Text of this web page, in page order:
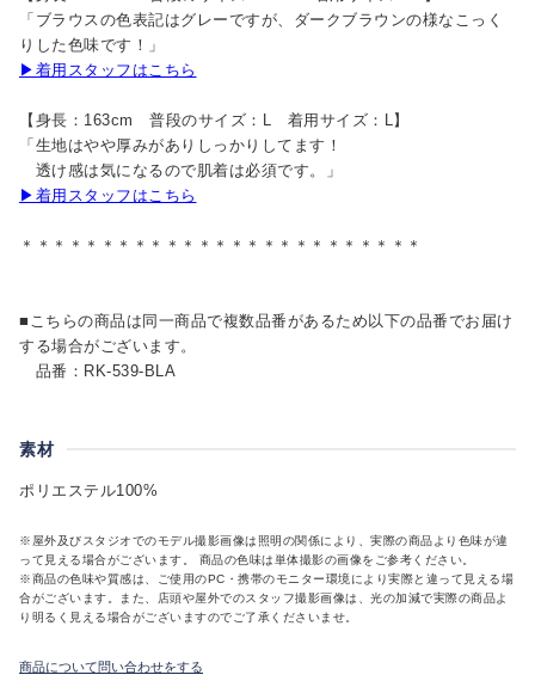
「ブラウスの色表記はグレーですが、ダークブラウンの様なこっく
りした色味です！」
▶着用スタッフはこちら
【身長：163cm 普段のサイズ：L 着用サイズ：L】
「生地はやや厚みがありしっかりしてます！
透け感は気になるので肌着は必須です。」
▶着用スタッフはこちら
＊＊＊＊＊＊＊＊＊＊＊＊＊＊＊＊＊＊＊＊＊＊＊＊＊
■こちらの商品は同一商品で複数品番があるため以下の品番でお届け
する場合がございます。
品番：RK-539-BLA
素材
ポリエステル100%
※屋外及びスタジオでのモデル撮影画像は照明の関係により、実際の商品より色味が違
って見える場合がございます。 商品の色味は単体撮影の画像をご参考ください。
※商品の色味や質感は、ご使用のPC・携帯のモニター環境により実際と違って見える場
合がございます。また、店頭や屋外でのスタッフ撮影画像は、光の加減で実際の商品よ
り明るく見える場合がございますのでご了承くださいませ。
商品について問い合わせをする